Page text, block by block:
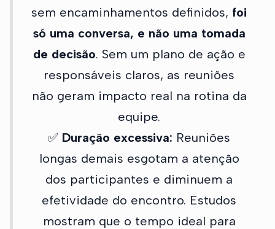
sem encaminhamentos definidos, foi
só uma conversa, e não uma tomada
de decisão. Sem um plano de ação e
responsáveis claros, as reuniões
não geram impacto real na rotina da
equipe.
✅ Duração excessiva: Reuniões
longas demais esgotam a atenção
dos participantes e diminuem a
efetividade do encontro. Estudos
mostram que o tempo ideal para